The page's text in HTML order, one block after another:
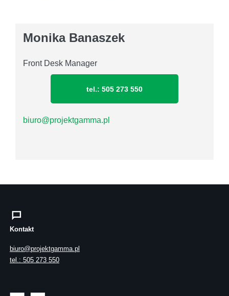
Monika Banaszek
Front Desk Manager
tel.: 505 273 550
biuro@projektgamma.pl
Kontakt
biuro@projektgamma.pl
tel.: 505 273 550